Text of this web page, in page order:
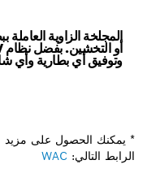
المجلخة الزاوية
وتوفيق أي بطارية وأي
* يمكنك الحصول على مزيد
الرابط التالي: WAC